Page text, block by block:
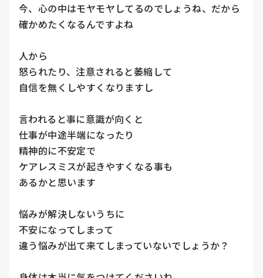
今、心の中はモヤモヤしてるのでしょうね、だから
確かめたくなるんですよね
人から
怒られたり、注意されると萎縮して
自信を無くしやすくなりますし
言われると事に意識が向くと
仕事が中途半端になったり
精神的に不安定で
ケアレスミスが起きやすくなる事も
あるかと思います
悩みが解決しないうちに
不安になってしまって
違う悩みが出て来てしまっていないでしょうか？